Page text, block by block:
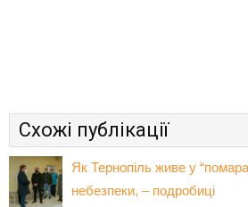
Схожі публікації
Як Тернопіль живе у
небезпеки, – подробиці